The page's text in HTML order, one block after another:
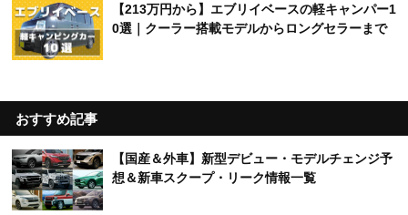
【213万円から】エブリイベースの軽キャンパー1
0選｜クーラー搭載モデルからロングセラーまで
おすすめ記事
【国産＆外車】新型デビュー・モデルチェンジ予
想＆新車スクープ・リーク情報一覧